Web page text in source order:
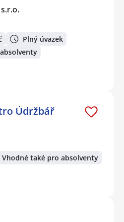
Plný úvazek
Údržbář
Vhodné také pro absolventy